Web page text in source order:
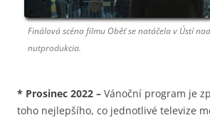
Finálová scéna filmu Oběť se natáčela v Ústí
nutprodukcia.
* Prosinec 2022 – Vánoční program je
toho nejlepšího, co jednotlivé televize